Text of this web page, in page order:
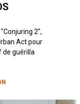
2",
Act pour
de guérilla